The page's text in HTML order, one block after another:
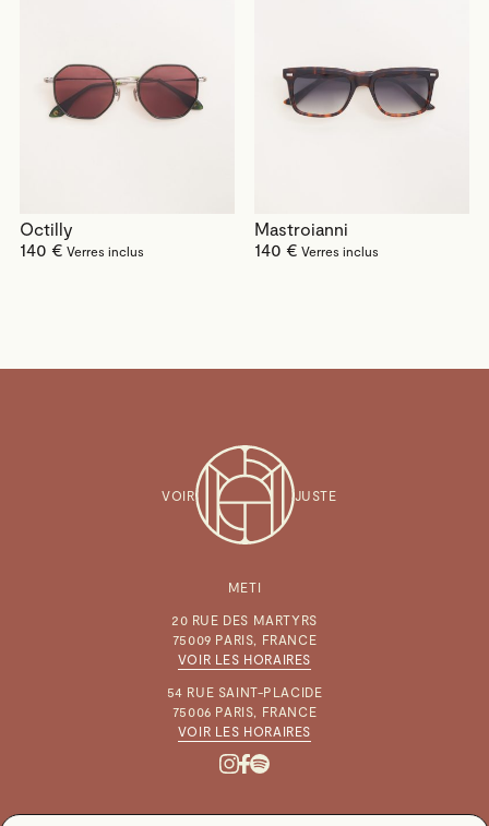
Octilly
140 €
Mastroianni
140 €
VOIR JUSTE
METI
20 RUE DES MARTYRS
75009 PARIS, FRANCE
VOIR LES HORAIRES
54 RUE SAINT-PLACIDE
75006 PARIS, FRANCE
VOIR LES HORAIRES